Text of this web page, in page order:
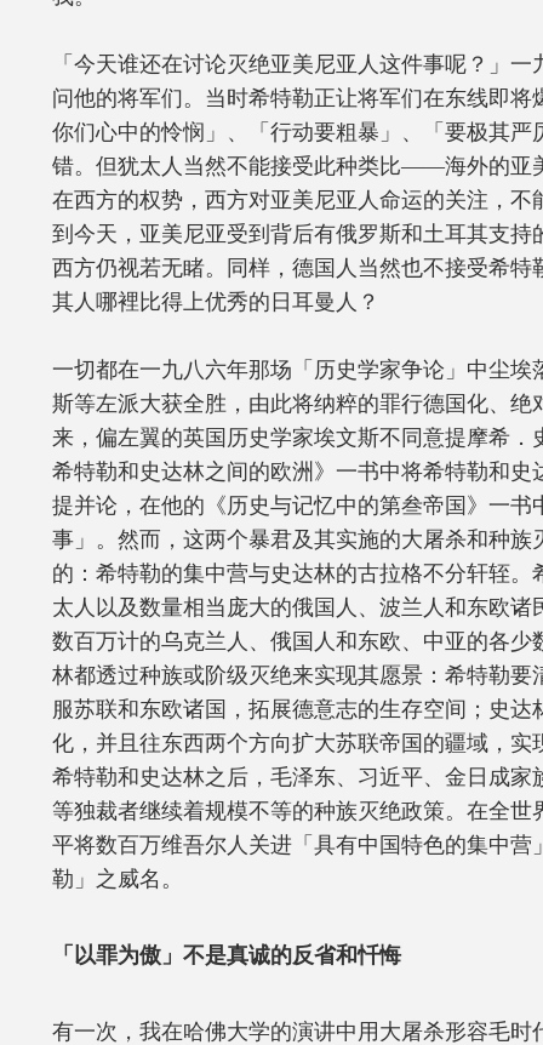
「今天谁还在讨论灭绝亚美尼亚人这件事呢？」
问他的将军们。当时希特勒正让将军们在东线即将
你们心中的怜悯」、「行动要粗暴」、「要极其严
错。但犹太人当然不能接受此种类比——海外的亚
在西方的权势，西方对亚美尼亚人命运的关注，不
到今天，亚美尼亚受到背后有俄罗斯和土耳其支持
西方仍视若无睹。同样，德国人当然也不接受希
其人哪裡比得上优秀的日耳曼人？
一切都在一九八六年那场「历史学家争论」中尘埃
斯等左派大获全胜，由此将纳粹的罪行德国化、绝
来，偏左翼的英国历史学家埃文斯不同意提摩希．
希特勒和史达林之间的欧洲》一书中将希特勒和史
提并论，在他的《历史与记忆中的第叁帝国》一书
事」。然而，这两个暴君及其实施的大屠杀和种族
的：希特勒的集中营与史达林的古拉格不分轩轾。
太人以及数量相当庞大的俄国人、波兰人和东欧诸
数百万计的乌克兰人、俄国人和东欧、中亚的各少
林都透过种族或阶级灭绝来实现其愿景：希特勒要
服苏联和东欧诸国，拓展德意志的生存空间；史达
化，并且往东西两个方向扩大苏联帝国的疆域，实
希特勒和史达林之后，毛泽东、习近平、金日成家
等独裁者继续着规模不等的种族灭绝政策。在全世
平将数百万维吾尔人关进「具有中国特色的集中营
勒」之威名。
「以罪为傲」不是真诚的反省和忏悔
有一次，我在哈佛大学的演讲中用大屠杀形容毛时